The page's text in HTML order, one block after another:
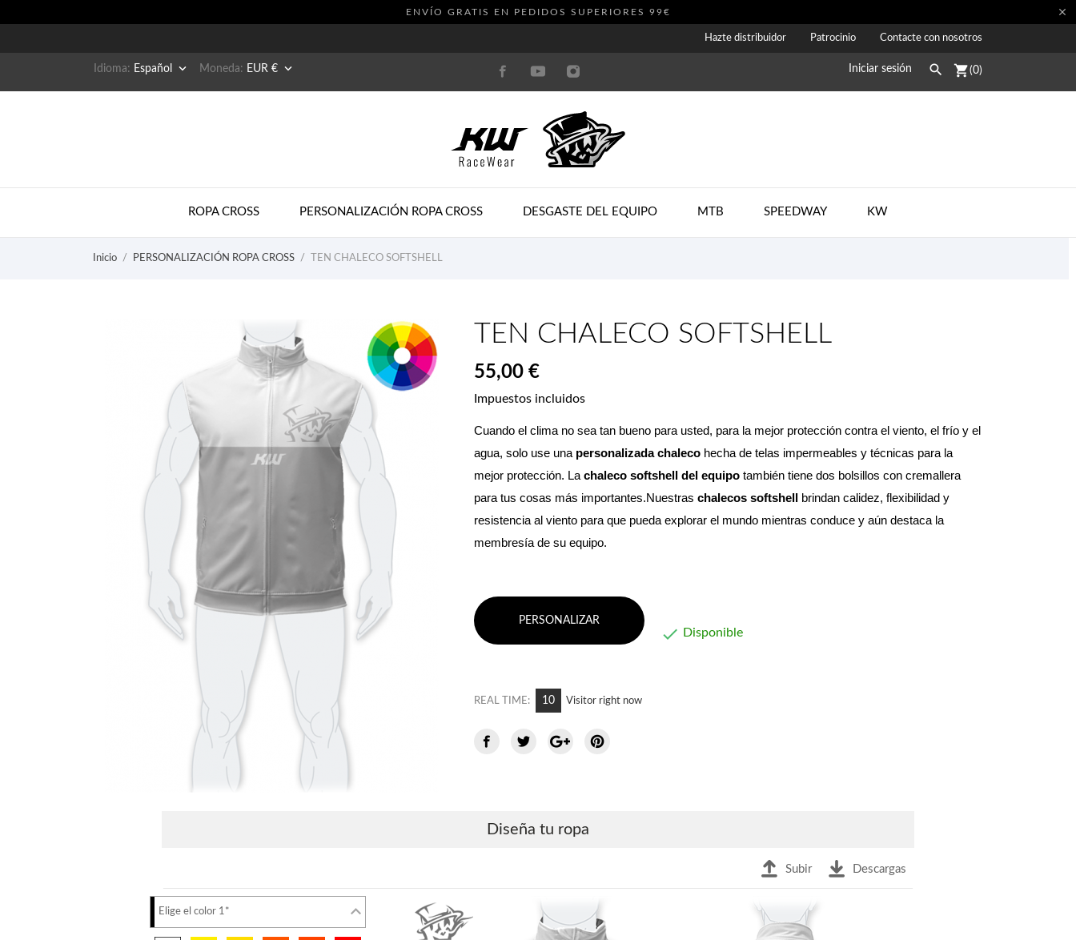
ENVÍO GRATIS EN PEDIDOS SUPERIORES 99€ 
Hazte distribuidor Patrocinio Contacte con nosotros
Idioma: Español  Moneda: EUR €  Iniciar sesión  shopping_cart(0)
ROPA CROSS PERSONALIZACIÓN ROPA CROSS DESGASTE DEL EQUIPO MTB SPEEDWAY KW
Inicio PERSONALIZACIÓN ROPA CROSS TEN CHALECO SOFTSHELL
TEN CHALECO SOFTSHELL
55,00 €
Impuestos incluidos
Cuando el clima no sea tan bueno para usted, para la mejor protección contra el viento, el frío y el
agua, solo use una personalizada chaleco hecha de telas impermeables y técnicas para la
mejor protección. La chaleco softshell del equipo también tiene dos bolsillos con cremallera
para tus cosas más importantes.Nuestras chalecos softshell
brindan calidez, flexibilidad y
resistencia al viento para que pueda explorar el mundo mientras conduce y aún destaca la
membresía de su equipo.
PERSONALIZAR
 Disponible
REAL TIME: 12 Visitor right now
Diseña tu ropa
Subir Descargas
Elige el color 1*